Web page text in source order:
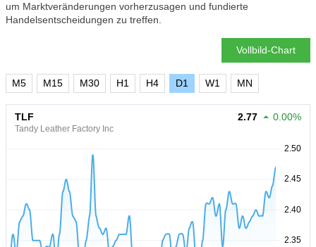
um Marktveränderungen vorherzusagen und fundierte
Handelsentscheidungen zu treffen.
Vollbild-Chart
M5 M15 M30 H1 H4 D1 W1 MN
TLF
Tandy Leather Factory Inc
2.77 0.00%